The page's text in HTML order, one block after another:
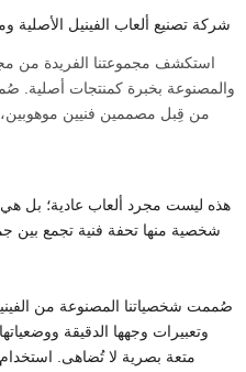
شركة تصنيع ألعاب الفينيل الأصلية
استكشف مجموعتنا الفريدة من
والمصنوعة بخبرة كمنتجات أصلية.
من قِبل مصممين فنيين
هذه ليست مجرد ألعاب عادية؛ بل
شخصية منها تحفة فنية تجمع بين
صُممت شخصياتنا المصنوعة من الفينيل
وتعبيرات وجهها الدقيقة
متعة بصرية لا تُضاهى. استخدام